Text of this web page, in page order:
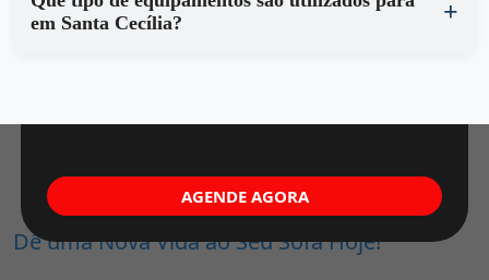
em Santa Cecília?
Dê uma Nova Vida ao Seu Sofá Hoje!
AGENDE AGORA